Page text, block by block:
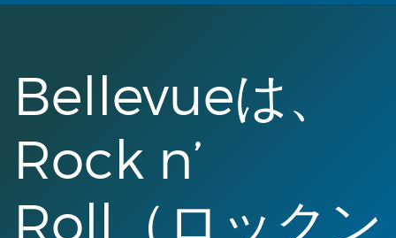
移
Bellevueは、
Rock n’
Roll（ロックン